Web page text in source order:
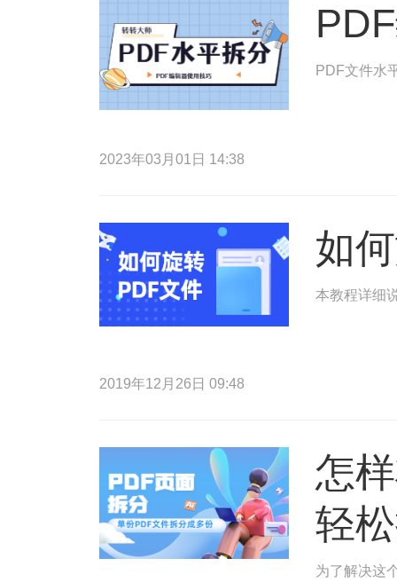
PDF文件水
2023年03月01日 14:38
如
本教程详细
2019年12月26日 09:48
怎
轻
为了解决这